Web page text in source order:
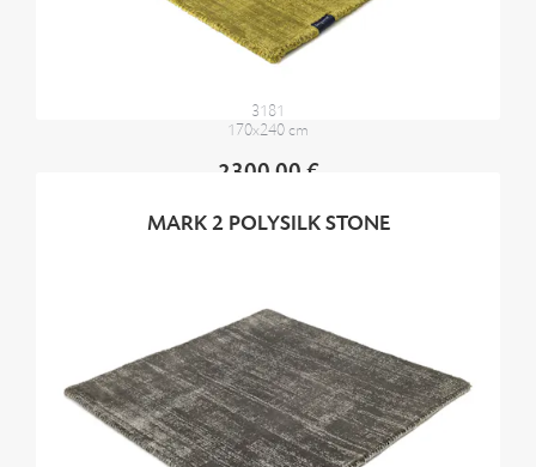
3181
170x240 cm
2300,00 €
MARK 2 POLYSILK STONE